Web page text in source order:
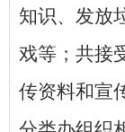
知识、发放
戏等；共接
传资料和宣